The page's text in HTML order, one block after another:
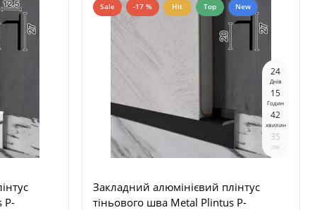
P-
Sale -17 % Hit Top New
24
Днів
15
Годин
42
хвилин
34
сек
Закладний алюмінієвий плінтус
тіньового шва Metal Plintus P-